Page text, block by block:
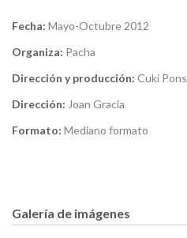
Fecha: Mayo-Octubre 2012
Organiza: Pacha
Dirección y producción: Cuki Pons
Dirección: Joan Gracia
Formato: Mediano formato
Galería de imágenes